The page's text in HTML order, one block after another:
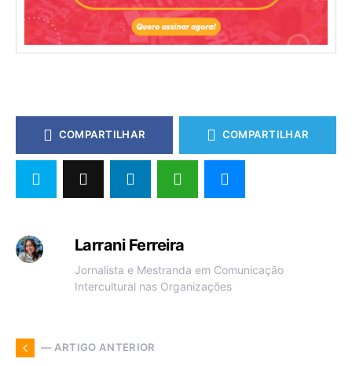
COMPARTILHAR COMPARTILHAR
Larrani Ferreira
Jornalista e Mestranda em Comunicação
Intercultural nas Organizações
— ARTIGO ANTERIOR